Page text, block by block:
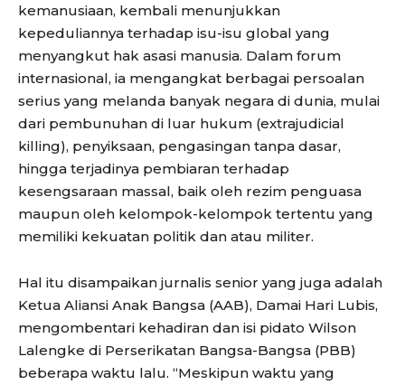
kemanusiaan, kembali menunjukkan
kepeduliannya terhadap isu-isu global yang
menyangkut hak asasi manusia. Dalam forum
internasional, ia mengangkat berbagai persoalan
serius yang melanda banyak negara di dunia, mulai
dari pembunuhan di luar hukum (extrajudicial
killing), penyiksaan, pengasingan tanpa dasar,
hingga terjadinya pembiaran terhadap
kesengsaraan massal, baik oleh rezim penguasa
maupun oleh kelompok-kelompok tertentu yang
memiliki kekuatan politik dan atau militer.
Hal itu disampaikan jurnalis senior yang juga adalah
Ketua Aliansi Anak Bangsa (AAB), Damai Hari Lubis,
mengombentari kehadiran dan isi pidato Wilson
Lalengke di Perserikatan Bangsa-Bangsa (PBB)
beberapa waktu lalu. “Meskipun waktu yang